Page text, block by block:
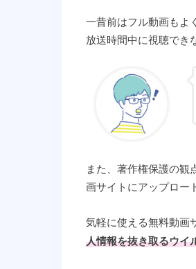
一昔前はフル動画もよ
放送時間中に視聴でき
また、著作権保護の観
画サイトにアップロー
気軽に使える無料動画
人情報を抜き取るウイ